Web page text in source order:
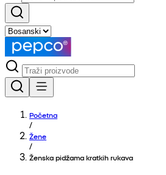
Početna
/
Žene
/
Ženska pidžama kratkih rukava